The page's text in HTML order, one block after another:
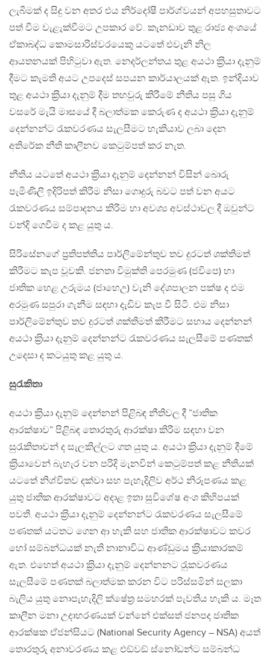
ලැබීමක් ද සිදු වන අතර එය නිර්දෝෂී පාර්ශ්වයන් අපහසුතාවට
පත් වීම වැළැක්වීමට උපකාර වේ. කැනඩාව තුළ රාජ්‍ය අංශයේ
ඒකාබද්ධ කොමසාරිස්වරයෙකු යටතේ එවැනි නිල
ආයතනයක් පිහිටුවා ඇත. නෙදර්ලන්තය තුළ අයථා ක‍්‍රියා දැනුම්
දීමට කැමති අයට උපදෙස් සපයන කාර්යාලයක් ඇත. ඉන්දියාව
තුළ අයථා ක‍්‍රියා දැනුම් දීම තහවුරු කිරීමේ නීතිය පසු ගිය
වසරේ මැයි මාසයේ දී බලාත්මක කෙරුණ ද අයථා ක‍්‍රියා දැනුම්
දෙන්නන්ට රැකවරණය සැලසීමට හැකියාව ලබා දෙන
අතිරේක නීති කාලීනව කෙටුම්පත් කර නැත.
නීතිය යටතේ අයථා ක‍්‍රියා දැනුම් දෙන්නන් විසින් බොරු
පැමිණිලි ඉදිරිපත් කිරීම නිසා ගොදුරු බවට පත් වන අයට
රැකවරණය සම්පාදනය කිරීම හා අවශ්‍ය අවස්ථාවල දී ඔවුන්ට
වන්දි ගෙවීම ද කළ යුතු ය.
සිරිසේනගේ ප‍්‍රතිපත්තිය පාර්ලිමේන්තුව තව දුරටත් ශක්තිමත්
කිරීමට කැප වූවකි. ජනතා විමුක්ති පෙරමුණ (ජවිපෙ) හා
ජාතික හෙළ උරුමය (ජාහෙඋ) වැනි දේශපාලන පක්ෂ ද එම
අරමුණ සපුරා ගැනීම සඳහා දැඩිව කැප වී සිටී. එම නිසා
පාර්ලිමේන්තුව තව දුරටත් ශක්තිමත් කිරීමට සහාය දෙන්නන්
අයථා ක‍්‍රියා දැනුම් දෙන්නන්ට රැකවරණය සැලසීමේ පණතක්
උදෙසා ද කටයුතු කළ යුතු ය.
සුරැකිතා
අයථා ක‍්‍රියා දැනුම් දෙන්නන් පිළිබඳ නීතිවල දී ”ජාතික
ආරක්ෂාව” පිළිබඳ තොරතුරු ආරක්ෂා කිරීම සඳහා වන
සුරැකිතාවන් ද සැලකිල්ලට ගත යුතු ය. අයථා ක‍්‍රියා දැනුම් දීමේ
ක‍්‍රියාවෙන් බැහැර වන පරිදි මැනවින් කෙටුම්පත් කළ නීතියක්
යටතේ නිශ්චිතව දක්වා සහ පැහැදිලිව අර්ථ නිරූපණය කළ
යුතු ජාතික ආරක්ෂාවට අදාළ ඉතා සුවිශේෂ අංශ කිහිපයක්
පවතී. අයථා ක‍්‍රියා දැනුම් දෙන්නන්ට රැකවරණය සැලසීමේ
පණතක් යටතට ගෙන ආ හැකි සහ ජාතික ආරක්ෂාවට කවර
හෝ සම්බන්ධයක් නැති නානාවිධ ආණ්ඩුමය ක‍්‍රියාකාරකම්
ඇත. එහෙත් අයථා ක‍්‍රියා දැනුම් දෙන්නනට රැුකවරණය
සැලසීමේ පණතක් බලාත්මක කරන විට පරිස්සමින් සලකා
බැලිය යුතු නොපැහැදිලි ක්ෂේත‍්‍ර සමහරක් පැවතිය හැකි ය. මෑත
කාලීන මනා උදාහරණයක් වන්නේ එක්සත් ජනපද ජාතික
ආරක්ෂක ඒජන්සියට (National Security Agency – NSA) අයත්
තොරතුරු අනාවරණය කළ එඞ්වඞ් ස්නෝඩන්ට සම්බන්ධ